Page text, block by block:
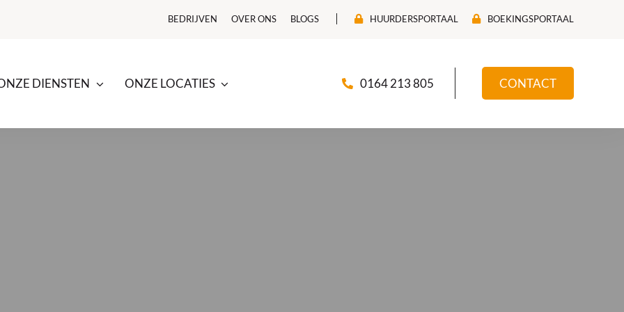
BEDRIJVEN OVER ONS BLOGS HUURDERSPORTAAL BOEKINGSPORTAAL
DIENSTEN ONZE LOCATIES 0164 213 805 CONTACT